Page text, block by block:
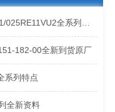
REXROTH力士乐齿轮泵PGH4-21/025RE11VU2全系列发货原理
182-00全新到货原厂
系列特点
全新资料